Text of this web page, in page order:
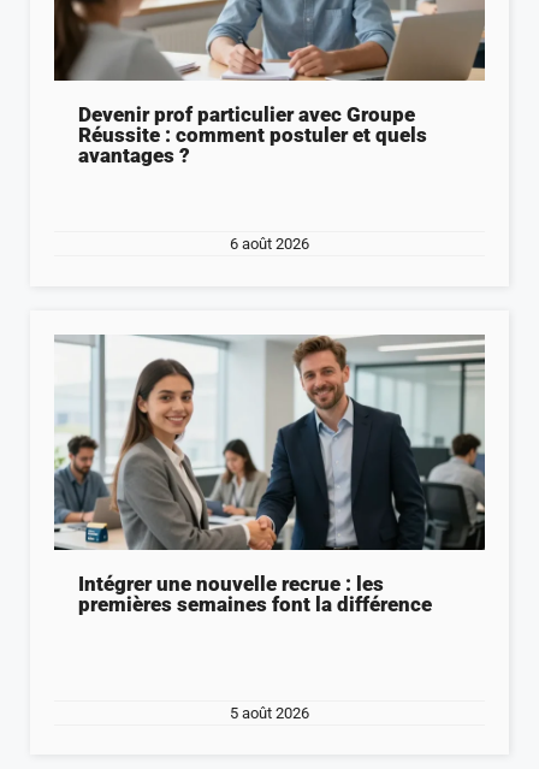
Devenir prof particulier avec Groupe
Réussite : comment postuler et quels
avantages ?
6 août 2026
Intégrer une nouvelle recrue : les
premières semaines font la différence
5 août 2026